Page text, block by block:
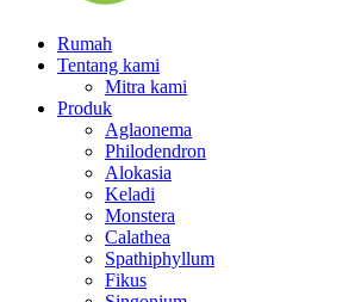
Rumah
Tentang kami
Mitra kami
Produk
Aglaonema
Philodendron
Alokasia
Keladi
Monstera
Calathea
Spathiphyllum
Fikus